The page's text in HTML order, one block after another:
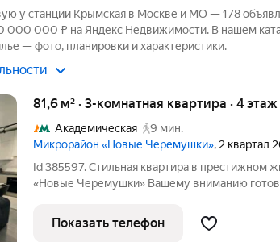
у станции Крымская в Москве и МО — 178
000 000 ₽ на Яндекс Недвижимости. В нашем
— фото, планировки и характеристики.
81,6 м² · 3-комнатная квартира · 4
Академическая
9 мин.
Микрорайон «Новые Черемушки», 2 квартал
Id 385597. Стильная квартира в престижном
«Новые Черемушки» Вашему вниманию готовый к заселению в
пространства. Просторная кухня-гостиная
зону отдыха, создавая
Показать телефон